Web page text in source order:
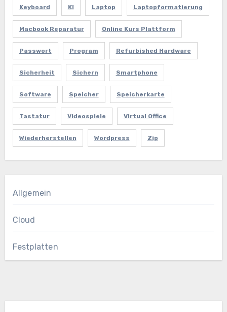
Keyboard KI Laptop Laptopformatierung
Macbook Reparatur Online Kurs Plattform
Passwort Program Refurbished Hardware
Sicherheit Sichern Smartphone
Software Speicher Speicherkarte
Tastatur Videospiele Virtual Office
Wiederherstellen Wordpress Zip
Allgemein
Cloud
Festplatten